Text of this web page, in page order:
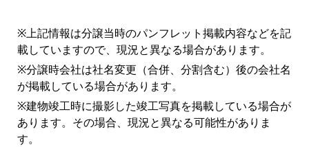
青
葉
区
※上記情報は分譲当時のパンフレット掲載内容などを記
載していますので、現況と異なる場合があります。
※分譲時会社は社名変更（合併、分割含む）後の会社名
が掲載している場合があります。
※建物竣工時に撮影した竣工写真を掲載している場合が
あります。その場合、現況と異なる可能性がありま
す。